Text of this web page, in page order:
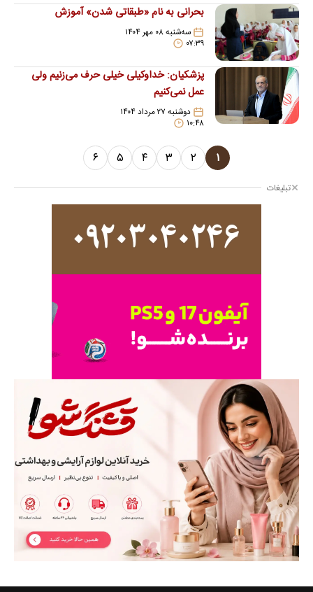
بحرانی به نام «طبقاتی شدن» آموزش
سه‌شنبه ۰۸ مهر ۱۴۰۴
۰۷:۳۹
پزشکیان: خداوکیلی خیلی حرف می‌زنیم ولی
عمل نمی‌کنیم
دوشنبه ۲۷ مرداد ۱۴۰۴
۱۰:۴۸
۱ ۲ ۳ ۴ ۵ ۶
تبلیغات